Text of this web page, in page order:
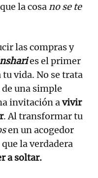
la cosano se te
las compras y
es el primer
tu vida. No se trata
una simple
invitación avivir
. Al transformar tu
en un acogedor
la verdadera
a soltar.